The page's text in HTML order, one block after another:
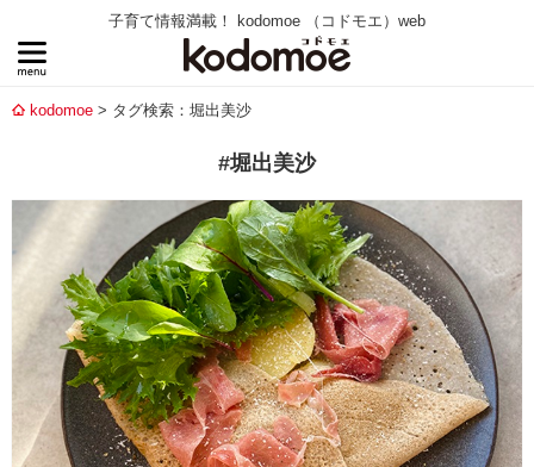
子育て情報満載！ kodomoe （コドモエ）web
kodomoe タグ検索：堀出美沙
#堀出美沙